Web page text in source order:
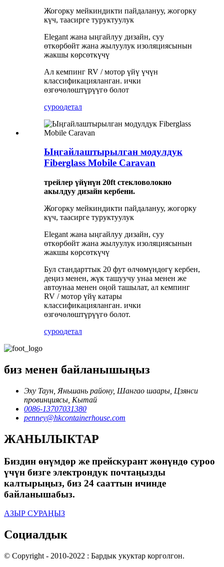
Жогорку мейкиндикти пайдалануу, жогорку
күч, таасирге туруктуулук
Elegant жана ыңгайлуу дизайн, суу
өткөрбөйт жана жылуулук изоляциясынын
жакшы көрсөткүчү
Ал кемпинг RV / мотор үйү үчүн
классификацияланган. ички
өзгөчөлөштүрүүгө болот
суроодетал
Ыңгайлаштырылган модулдук
Fiberglass Mobile Caravan
трейлер үйүнүн 20ft стекловолокно
акылдуу дизайн кербени.
Жогорку мейкиндикти пайдалануу, жогорку
күч, таасирге туруктуулук
Elegant жана ыңгайлуу дизайн, суу
өткөрбөйт жана жылуулук изоляциясынын
жакшы көрсөткүчү
Бул стандарттык 20 фут өлчөмүндөгү кербен,
деңиз менен, жүк ташуучу унаа менен же
автоунаа менен оңой ташылат, ал кемпинг
RV / мотор үйү катары
классификацияланган. ички
өзгөчөлөштүрүүгө болот.
суроодетал
биз менен байланышыңыз
Эху Таун, Яньшань району, Шангао шаары, Цзянси
провинциясы, Кытай
0086-13707031380
penney@hkcontainerhouse.com
ЖАНЫЛЫКТАР
Биздин өнүмдөр же прейскурант жөнүндө суроо
үчүн бизге электрондук почтаңызды
калтырыңыз, биз 24 сааттын ичинде
байланышабыз.
АЗЫР СУРАҢЫЗ
Социалдык
© Copyright - 2010-2022 : Бардык укуктар корголгон.